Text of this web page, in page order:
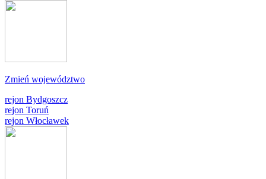
Zmień województwo
rejon Bydgoszcz
rejon Toruń
rejon Włocławek